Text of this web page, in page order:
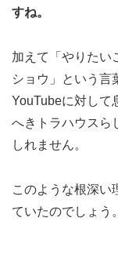
すね。
加えて「やりたい
ショウ」という言
YouTubeに対して
へきトラハウスら
しれません。
このような根深い
ていたのでしょう。